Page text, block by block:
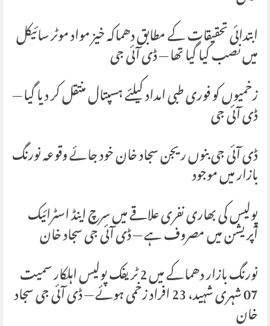
ابتدائی تحقیقات کے مطابق دھماکہ خیز مواد موٹر سائیکل
میں نصب کیا گیا تھا — ڈی آئی جی
زخمیوں کو فوری طبی امداد کیلئے ہسپتال منتقل کر دیا گیا —
ڈی آئی جی
ڈی آئی جی بنوں ریجن سجاد خان خود جائے وقوعہ نورنگ
بازار میں موجود
پولیس کی بھاری نفری علاقے میں سرچ اینڈ اسٹرائیک
آپریشن میں مصروف ہے — ڈی آئی جی سجاد خان
نورنگ بازار دھماکے میں 2 ٹریفک پولیس اہلکار سمیت
07 شہری شہید، 23 افراد زخمی ہوئے — ڈی آئی جی سجاد
خان